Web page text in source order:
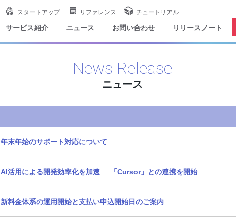
スタートアップ リファレンス チュートリアル
サービス紹介 ニュース お問い合わせ リリースノート
News Release
ニュース
年末年始のサポート対応について
AI活用による開発効率化を加速──「Cursor」との連携を開始
新料金体系の運用開始と支払い申込開始日のご案内